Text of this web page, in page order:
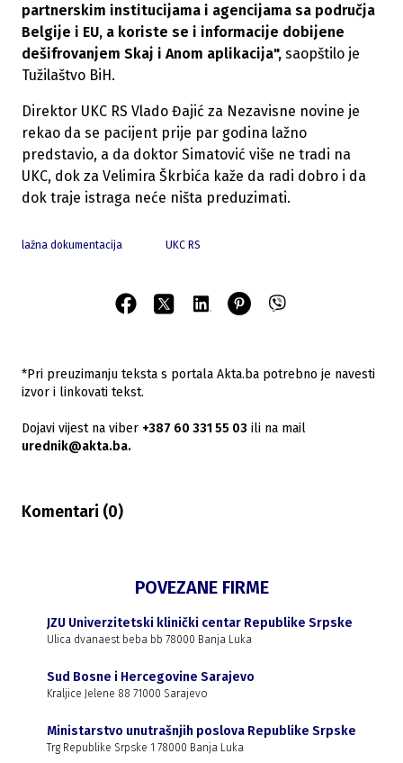
partnerskim institucijama i agencijama sa područja
Belgije i EU, a koriste se i informacije dobijene
dešifrovanjem Skaj i Anom aplikacija", saopštilo je
Tužilaštvo BiH.
Direktor UKC RS Vlado Đajić za Nezavisne novine je
rekao da se pacijent prije par godina lažno
predstavio, a da doktor Simatović više ne tradi na
UKC, dok za Velimira Škrbića kaže da radi dobro i da
dok traje istraga neće ništa preduzimati.
lažna dokumentacija UKC RS
*Pri preuzimanju teksta s portala Akta.ba potrebno je navesti
izvor i linkovati tekst.
Dojavi vijest na viber +387 60 331 55 03 ili na mail
urednik@akta.ba.
Komentari (0)
POVEZANE FIRME
JZU Univerzitetski klinički centar Republike Srpske
Ulica dvanaest beba bb 78000 Banja Luka
Sud Bosne i Hercegovine Sarajevo
Kraljice Jelene 88 71000 Sarajevo
Ministarstvo unutrašnjih poslova Republike Srpske
Trg Republike Srpske 1 78000 Banja Luka